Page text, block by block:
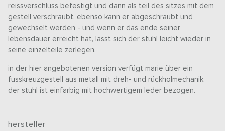
reissverschluss befestigt und dann als teil des sitzes mit dem
gestell verschraubt. ebenso kann er abgeschraubt und
gewechselt werden - und wenn er das ende seiner
lebensdauer erreicht hat, lässt sich der stuhl leicht wieder in
seine einzelteile zerlegen.
in der hier angebotenen version verfügt marie über ein
fusskreuzgestell aus metall mit dreh- und rückholmechanik.
der stuhl ist einfarbig mit hochwertigem leder bezogen.
hersteller